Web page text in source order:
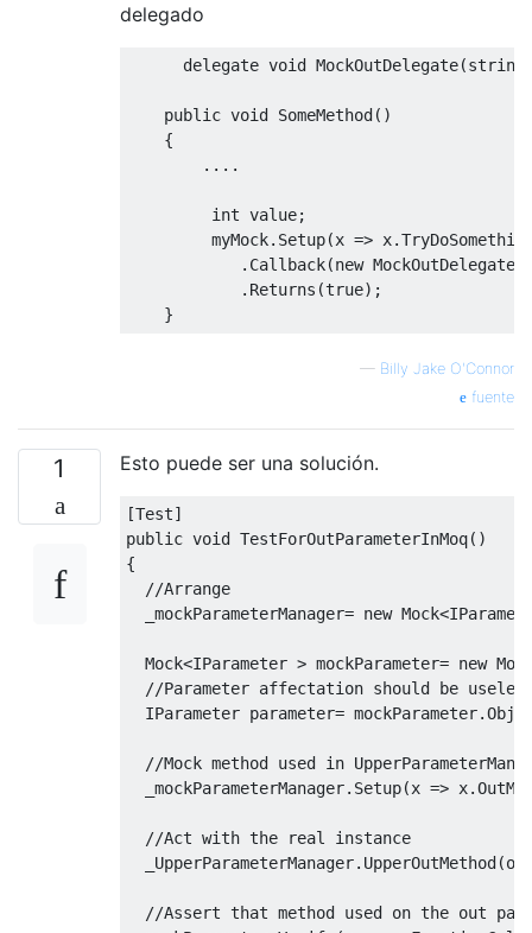
delegado
delegate void MockOutDelegate(string
public void SomeMethod()
{
....
int value;
         myMock
. Setup(x => x.
. Callback(new MockOutDelegate
. Returns (true);
}
— Billy Jake O'Connor
fuente
1 Esto puede ser una solución.
[Test]
public void TestForOutParameterInMoq()
{
//Arrange
  _mockParameterManager
= new Mock<
Mock<IParameter > mockParameter= new
//Parameter affectation should be
IParameter parameter= mockParameter.
//Mock method used in
  _mockParameterManager
. Setup(x => x.
//Act with the real instance
_UpperParameterManager. UpperOutMethod(
//Assert that method used on the out